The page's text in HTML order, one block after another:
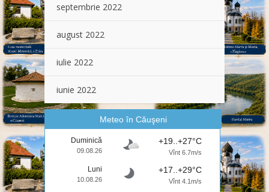
septembrie 2022
august 2022
iulie 2022
iunie 2022
Meteo în Căuşeni
Duminică
09.08.26
+19..+27°C
Vînt 6.7m/s
Luni
10.08.26
+17..+29°C
Vînt 4.1m/s